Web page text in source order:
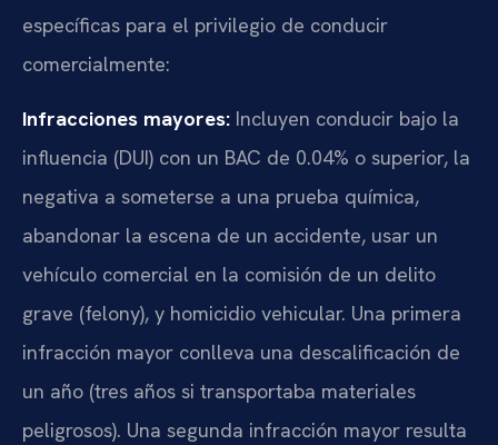
específicas para el privilegio de conducir
comercialmente:
Infracciones mayores: Incluyen conducir bajo la
influencia (DUI) con un BAC de 0.04% o superior, la
negativa a someterse a una prueba química,
abandonar la escena de un accidente, usar un
vehículo comercial en la comisión de un delito
grave (felony), y homicidio vehicular. Una primera
infracción mayor conlleva una descalificación de
un año (tres años si transportaba materiales
peligrosos). Una segunda infracción mayor resulta